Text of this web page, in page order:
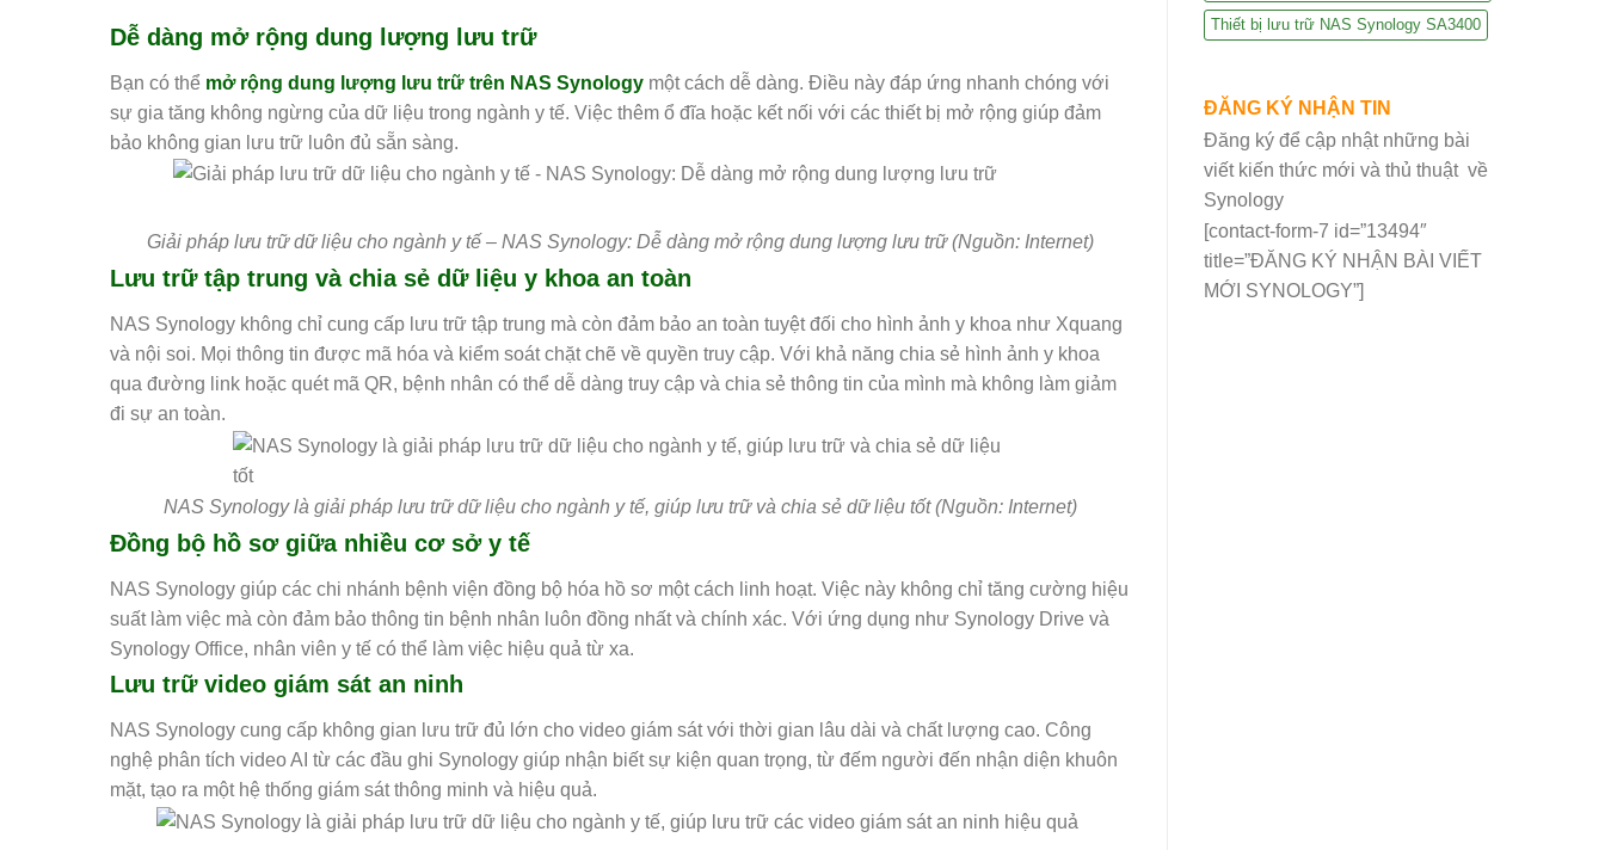
Dễ dàng mở rộng dung lượng lưu trữ
Bạn có thể mở rộng dung lượng lưu trữ trên NAS Synology một cách dễ dàng. Điều này đáp ứng nhanh chóng với
sự gia tăng không ngừng của dữ liệu trong ngành y tế. Việc thêm ổ đĩa hoặc kết nối với các thiết bị mở rộng giúp đảm
bảo không gian lưu trữ luôn đủ sẵn sàng.
Giải pháp lưu trữ dữ liệu cho ngành y tế – NAS Synology: Dễ dàng mở rộng dung lượng lưu trữ (Nguồn: Internet)
Lưu trữ tập trung và chia sẻ dữ liệu y khoa an toàn
NAS Synology không chỉ cung cấp lưu trữ tập trung mà còn đảm bảo an toàn tuyệt đối cho hình ảnh y khoa như Xquang
và nội soi. Mọi thông tin được mã hóa và kiểm soát chặt chẽ về quyền truy cập. Với khả năng chia sẻ hình ảnh y khoa
qua đường link hoặc quét mã QR, bệnh nhân có thể dễ dàng truy cập và chia sẻ thông tin của mình mà không làm giảm
đi sự an toàn.
NAS Synology là giải pháp lưu trữ dữ liệu cho ngành y tế, giúp lưu trữ và chia sẻ dữ liệu tốt (Nguồn: Internet)
Đồng bộ hồ sơ giữa nhiều cơ sở y tế
NAS Synology giúp các chi nhánh bệnh viện đồng bộ hóa hồ sơ một cách linh hoạt. Việc này không chỉ tăng cường hiệu
suất làm việc mà còn đảm bảo thông tin bệnh nhân luôn đồng nhất và chính xác. Với ứng dụng như Synology Drive và
Synology Office, nhân viên y tế có thể làm việc hiệu quả từ xa.
Lưu trữ video giám sát an ninh
NAS Synology cung cấp không gian lưu trữ đủ lớn cho video giám sát với thời gian lâu dài và chất lượng cao. Công
nghệ phân tích video AI từ các đầu ghi Synology giúp nhận biết sự kiện quan trọng, từ đếm người đến nhận diện khuôn
mặt, tạo ra một hệ thống giám sát thông minh và hiệu quả.
Thiết bị lưu trữ NAS Synology SA3400
ĐĂNG KÝ NHẬN TIN
Đăng ký để cập nhật những bài
viết kiến thức mới và thủ thuật về
Synology
[contact-form-7 id=”13494″
title=”ĐĂNG KÝ NHẬN BÀI VIẾT
MỚI SYNOLOGY”]